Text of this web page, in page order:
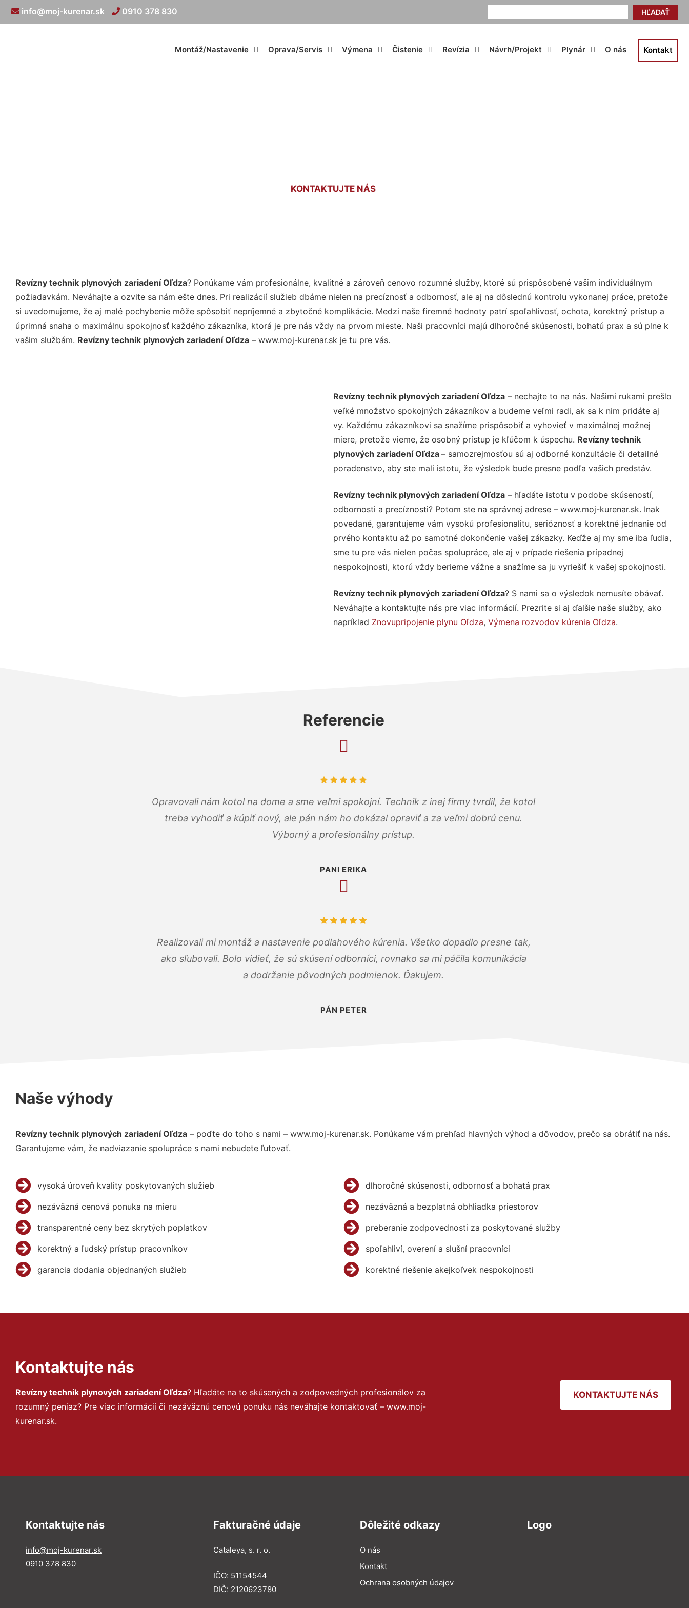
HĽADAŤ
info@moj-kurenar.sk 0910 378 830
Montáž/Nastavenie Oprava/Servis Výmena Čistenie Revízia Návrh/Projekt Plynár O nás Kontakt
KONTAKTUJTE NÁS
Revízny technik plynových zariadení Oľdza? Ponúkame vám profesionálne, kvalitné a zároveň cenovo rozumné služby, ktoré sú prispôsobené vašim individuálnym
požiadavkám. Neváhajte a ozvite sa nám ešte dnes. Pri realizácií služieb dbáme nielen na precíznosť a odbornosť, ale aj na dôslednú kontrolu vykonanej práce, pretože
si uvedomujeme, že aj malé pochybenie môže spôsobiť nepríjemné a zbytočné komplikácie. Medzi naše firemné hodnoty patrí spoľahlivosť, ochota, korektný prístup a
úprimná snaha o maximálnu spokojnosť každého zákazníka, ktorá je pre nás vždy na prvom mieste. Naši pracovníci majú dlhoročné skúsenosti, bohatú prax a sú plne k
vašim službám. Revízny technik plynových zariadení Oľdza – www.moj-kurenar.sk je tu pre vás.
Revízny technik plynových zariadení Oľdza– nechajte to na nás. Našimi rukami prešlo
veľké množstvo spokojných zákazníkov a budeme veľmi radi, ak sa k nim pridáte aj
vy. Každému zákazníkovi sa snažíme prispôsobiť a vyhovieť v maximálnej možnej
miere, pretože vieme, že osobný prístup je kľúčom k úspechu. Revízny technik
plynových zariadení Oľdza – samozrejmosťou sú aj odborné konzultácie či detailné
poradenstvo, aby ste mali istotu, že výsledok bude presne podľa vašich predstáv.
Revízny technik plynových zariadení Oľdza– hľadáte istotu v podobe skúseností,
odbornosti a precíznosti? Potom ste na správnej adrese – www.moj-kurenar.sk. Inak
povedané, garantujeme vám vysokú profesionalitu, serióznosť a korektné jednanie od
prvého kontaktu až po samotné dokončenie vašej zákazky. Keďže aj my sme iba ľudia,
sme tu pre vás nielen počas spolupráce, ale aj v prípade riešenia prípadnej
nespokojnosti, ktorú vždy berieme vážne a snažíme sa ju vyriešiť k vašej spokojnosti.
Revízny technik plynových zariadení Oľdza? S nami sa o výsledok nemusíte obávať.
Neváhajte a kontaktujte nás pre viac informácií. Prezrite si aj ďalšie naše služby, ako
napríklad Znovupripojenie plynu Oľdza, Výmena rozvodov kúrenia Oľdza.
Referencie
Opravovali nám kotol na dome a sme veľmi spokojní. Technik z inej firmy tvrdil, že kotol
treba vyhodiť a kúpiť nový, ale pán nám ho dokázal opraviť a za veľmi dobrú cenu.
Výborný a profesionálny prístup.
PANI ERIKA
Realizovali mi montáž a nastavenie podlahového kúrenia. Všetko dopadlo presne tak,
ako sľubovali. Bolo vidieť, že sú skúsení odborníci, rovnako sa mi páčila komunikácia
a dodržanie pôvodných podmienok. Ďakujem.
PÁN PETER
Naše výhody
Revízny technik plynových zariadení Oľdza – poďte do toho s nami – www.moj-kurenar.sk. Ponúkame vám prehľad hlavných výhod a dôvodov, prečo sa obrátiť na nás.
Garantujeme vám, že nadviazanie spolupráce s nami nebudete ľutovať.
vysoká úroveň kvality poskytovaných služieb
nezáväzná cenová ponuka na mieru
transparentné ceny bez skrytých poplatkov
korektný a ľudský prístup pracovníkov
garancia dodania objednaných služieb
dlhoročné skúsenosti, odbornosť a bohatá prax
nezáväzná a bezplatná obhliadka priestorov
preberanie zodpovednosti za poskytované služby
spoľahliví, overení a slušní pracovníci
korektné riešenie akejkoľvek nespokojnosti
Kontaktujte nás
Revízny technik plynových zariadení Oľdza? Hľadáte na to skúsených a zodpovedných profesionálov za
rozumný peniaz? Pre viac informácií či nezáväznú cenovú ponuku nás neváhajte kontaktovať – www.moj-
kurenar.sk.
KONTAKTUJTE NÁS
Kontaktujte nás
info@moj-kurenar.sk
0910 378 830
Fakturačné údaje
Cataleya, s. r. o.
IČO: 51154544
DIČ: 2120623780
Dôležité odkazy
O nás
Kontakt
Ochrana osobných údajov
Logo